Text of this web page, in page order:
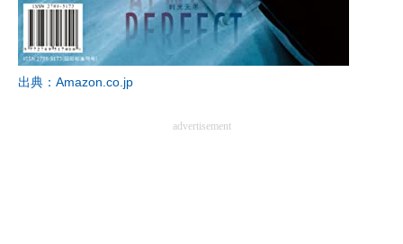
出典：Amazon.co.jp
advertisement